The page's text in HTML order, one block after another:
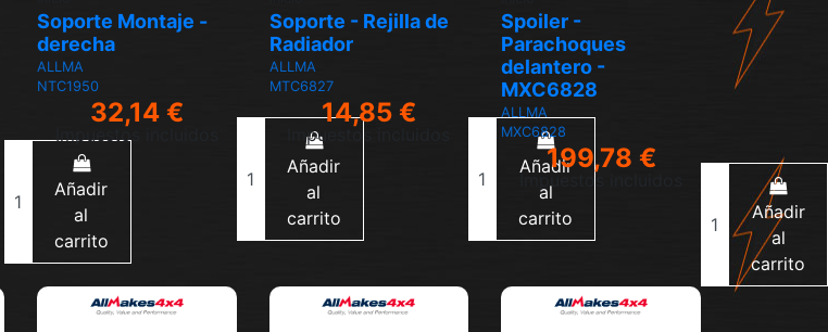
Añadir
al
carrito
Soporte Montaje -
derecha
ALLMA
NTC1950
32,14 €
Impuestos incluidos
Añadir
al
carrito
Soporte - Rejilla de
Radiador
ALLMA
MTC6827
14,85 €
Impuestos incluidos
Añadir
al
carrito
Spoiler -
Parachoques
delantero -
MXC6828
ALLMA
MXC6828
199,78 €
Impuestos incluidos
Añadir
al
carrito